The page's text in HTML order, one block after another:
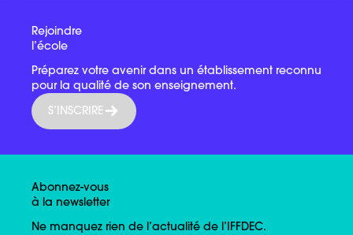
Rejoindre
l’école
Préparez votre avenir dans un établissement reconnu
pour la qualité de son enseignement.
S’INSCRIRE
Abonnez-vous
à la newsletter
Ne manquez rien de l’actualité de l’IFFDEC.